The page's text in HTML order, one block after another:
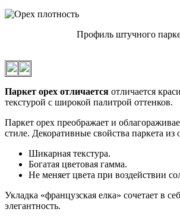
Профиль штучного
Паркет орех отличается отличается
текстурой с широкой палитрой оттенков.
Паркет орех преображает и
стиле. Декоративные свойства паркета из
Шикарная текстура.
Богатая цветовая гамма.
Не меняет цвета при воздействии
Укладка «французская елка» сочетает в
элегантность.